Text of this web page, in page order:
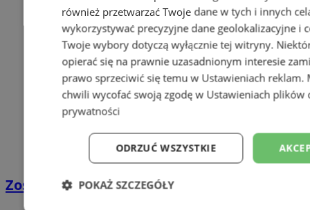
Zostań kierowcą w DPD
również przetwarzać Twoje dane w tych i innych
wykorzystywać precyzyjne dane geolokalizacyjne i
Twoje wybory dotyczą wyłącznie tej witryny.
opierać się na prawnie uzasadnionym interesie
prawo sprzeciwić się temu w Ustawieniach reklam.
chwili wycofać swoją zgodę w Ustawieniach plików
prywatności
ODRZUĆ WSZYSTKIE
POKAŻ SZCZEGÓŁY